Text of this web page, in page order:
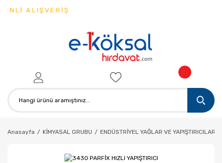
ALIŞVERİŞ
Anasayfa KİMYASAL GRUBU ENDÜSTRİYEL YAĞLAR VE YAPIŞTIRICILAR